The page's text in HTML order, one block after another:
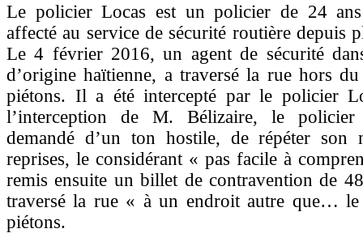
Le policier Locas est un policier de 24 ans
affecté au service de sécurité routière depuis
Le 4 février 2016, un agent de sécurité
d’origine haïtienne, a traversé la rue hors du
piétons. Il a été intercepté par le policier
l’interception de M. Bélizaire, le
demandé d’un ton hostile, de répéter son
reprises, le considérant « pas facile à
remis ensuite un billet de contravention de
traversé la rue « à un endroit autre que… le
piétons.